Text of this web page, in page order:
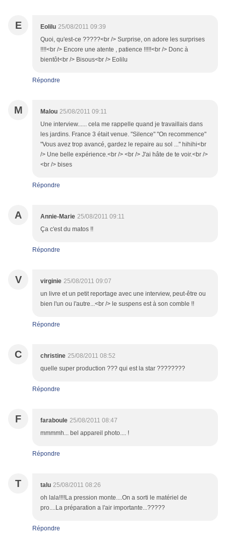
E Eolilu 25/08/2011 09:39
Quoi, qu'est-ce ?????<br /> Surprise, on adore les surprises
!!!!<br /> Encore une atente , patience !!!!!<br /> Donc à
bientôt<br /> Bisous<br /> Eolilu
Répondre
M Malou 25/08/2011 09:11
Une interview...... cela me rappelle quand je travaillais dans
les jardins. France 3 était venue. "Silence" "On recommence"
"Vous avez trop avancé, gardez le repaire au sol ..." hihihi<br
/> Une belle expérience.<br /> <br /> J'ai hâte de te voir.<br />
<br /> bises
Répondre
A Annie-Marie 25/08/2011 09:11
Ça c'est du matos !!
Répondre
V virginie 25/08/2011 09:07
un livre et un petit reportage avec une interview, peut-être ou
bien l'un ou l'autre...<br /> le suspens est à son comble !!
Répondre
C christine 25/08/2011 08:52
quelle super production ??? qui est la star ????????
Répondre
F faraboule 25/08/2011 08:47
mmmmh... bel appareil photo.... !
Répondre
T talu 25/08/2011 08:26
oh lala!!!!La pression monte....On a sorti le matériel de
pro....La préparation a l'air importante...?????
Répondre